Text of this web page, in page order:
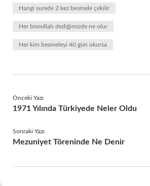
Hangi surede 2 kez besmele çekilir
Her bismillah dediğimizde ne olur
Her kim besmeleyi 40 gün okursa
Önceki Yazı
1971 Yılında Türkiyede Neler Oldu
Sonraki Yazı
Mezuniyet Töreninde Ne Denir